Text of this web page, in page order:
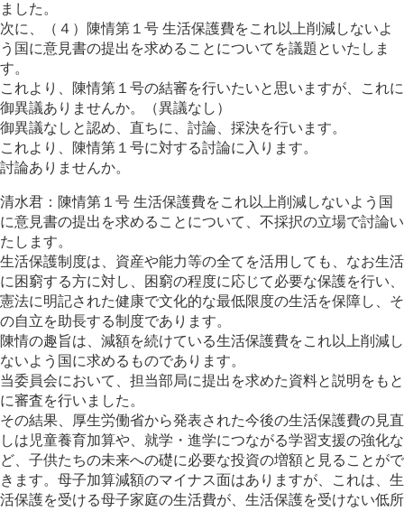
ました。
次に、（４）陳情第１号 生活保護費をこれ以上削減しないよ
う国に意見書の提出を求めることについてを議題といたしま
す。
これより、陳情第１号の結審を行いたいと思いますが、これに
御異議ありませんか。（異議なし）
御異議なしと認め、直ちに、討論、採決を行います。
これより、陳情第１号に対する討論に入ります。
討論ありませんか。
清水君：陳情第１号 生活保護費をこれ以上削減しないよう国
に意見書の提出を求めることについて、不採択の立場で討論い
たします。
生活保護制度は、資産や能力等の全てを活用しても、なお生活
に困窮する方に対し、困窮の程度に応じて必要な保護を行い、
憲法に明記された健康で文化的な最低限度の生活を保障し、そ
の自立を助長する制度であります。
陳情の趣旨は、減額を続けている生活保護費をこれ以上削減し
ないよう国に求めるものであります。
当委員会において、担当部局に提出を求めた資料と説明をもと
に審査を行いました。
その結果、厚生労働省から発表された今後の生活保護費の見直
しは児童養育加算や、就学・進学につながる学習支援の強化な
ど、子供たちの未来への礎に必要な投資の増額と見ることがで
きます。母子加算減額のマイナス面はありますが、これは、生
活保護を受ける母子家庭の生活費が、生活保護を受けない低所